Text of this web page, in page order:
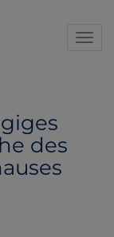
des